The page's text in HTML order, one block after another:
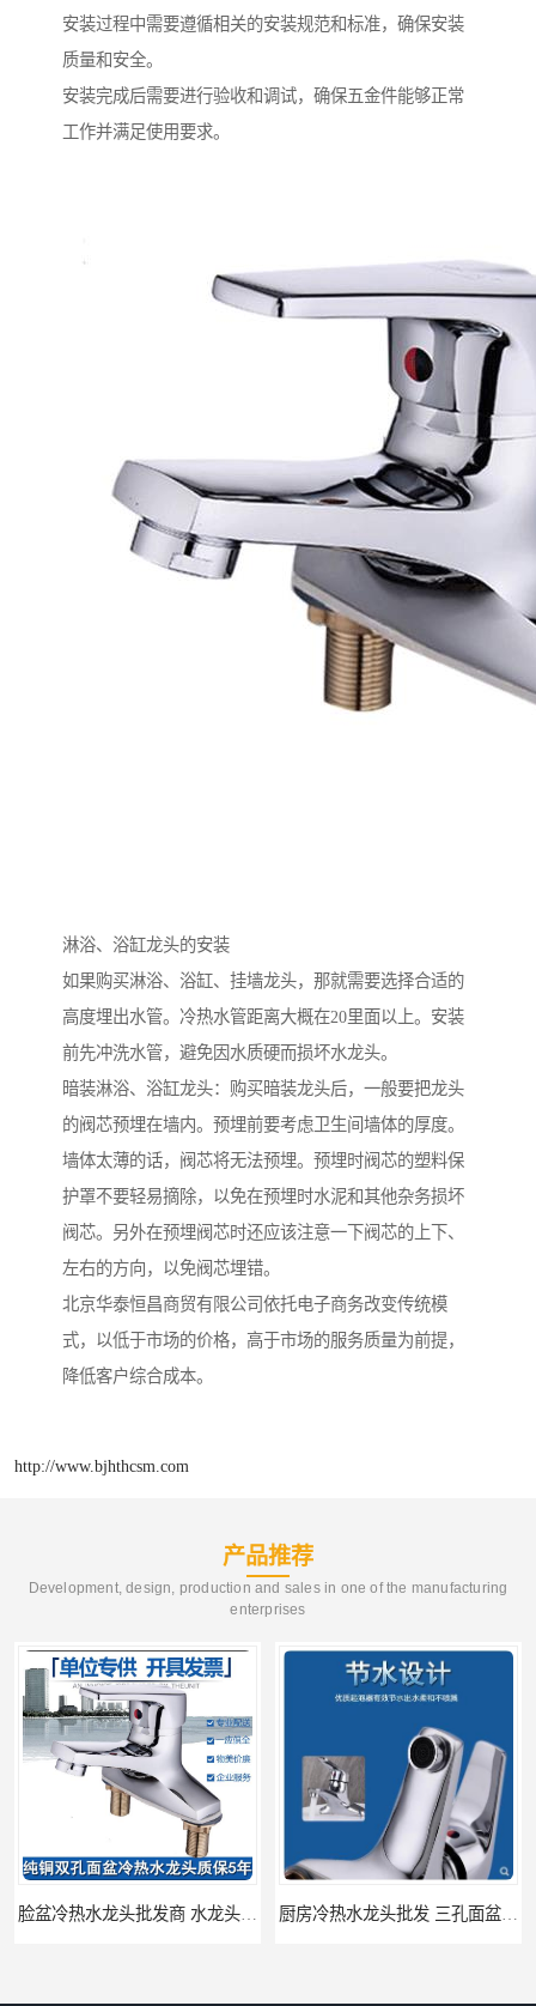
安装过程中需要遵循相关的安装规范和标准，确保安装
质量和安全。
安装完成后需要进行验收和调试，确保五金件能够正常
工作并满足使用要求。
淋浴、浴缸龙头的安装
如果购买淋浴、浴缸、挂墙龙头，那就需要选择合适的
高度埋出水管。冷热水管距离大概在20里面以上。安装
前先冲洗水管，避免因水质硬而损坏水龙头。
暗装淋浴、浴缸龙头：购买暗装龙头后，一般要把龙头
的阀芯预埋在墙内。预埋前要考虑卫生间墙体的厚度。
墙体太薄的话，阀芯将无法预埋。预埋时阀芯的塑料保
护罩不要轻易摘除，以免在预埋时水泥和其他杂务损坏
阀芯。另外在预埋阀芯时还应该注意一下阀芯的上下、
左右的方向，以免阀芯埋错。
北京华泰恒昌商贸有限公司依托电子商务改变传统模
式，以低于市场的价格，高于市场的服务质量为前提，
降低客户综合成本。
http://www.bjhthcsm.com
产品推荐
Development, design, production and sales in one of the manufacturing
enterprises